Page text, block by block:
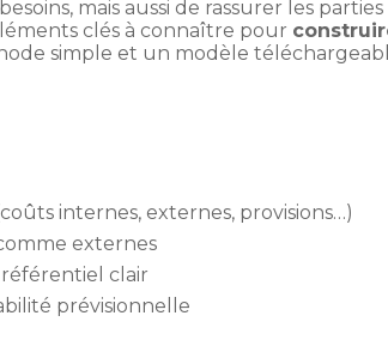
mais aussi de rassurer les parties
clés à connaître pour
simple et un modèle
internes, externes, provisions…)
externes
clair
prévisionnelle